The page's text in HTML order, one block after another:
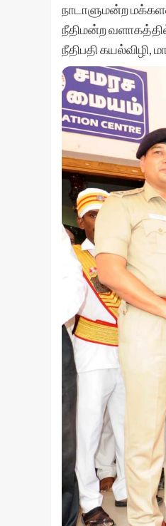
நாடாளுமன்ற
நீதிமன்ற
நீதிபதி கயல்விழி,